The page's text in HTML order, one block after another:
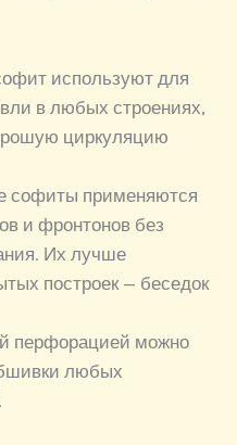
используют для
в любых строениях,
циркуляцию
софиты применяются
и фронтонов без
Их лучше
построек — беседок
перфорацией можно
любых